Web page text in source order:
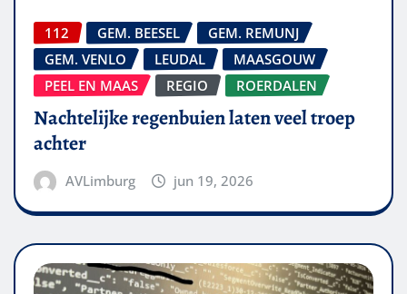
112 GEM. BEESEL
GEM. REMUNJ
GEM. VENLO
LEUDAL
MAASGOUW
PEEL EN MAAS
REGIO ROERDALEN
Nachtelijke regenbuien laten veel troep
achter
AVLimburg jun 19, 2026